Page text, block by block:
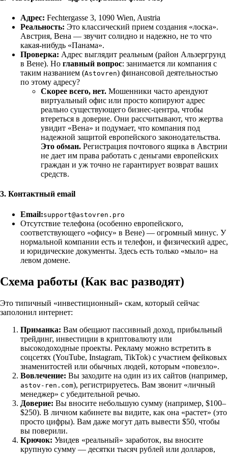
Адрес: Fechtergasse 3, 1090 Wien, Austria
Реальность: Это классический прием создания «лоска».
Австрия, Вена — звучит солидно и надежно, не то что
какая-нибудь «Панама».
Проверка: Адрес выглядит реальным (район Альзергрунд
в Вене). Но главный вопрос: занимается ли компания с
таким названием (Astovren) финансовой деятельностью
по этому адресу?
Скорее всего, нет. Мошенники часто арендуют
виртуальный офис или просто копируют адрес
реально существующего бизнес-центра, чтобы
втереться в доверие. Они рассчитывают, что жертва
увидит «Вена» и подумает, что компания под
надежной защитой европейского законодательства.
Это обман. Регистрация почтового ящика в Австрии
не дает им права работать с деньгами европейских
граждан и уж точно не гарантирует возврат ваших
средств.
3. Контактный email
Email:support@astovren.pro
Отсутствие телефона (особенно европейского,
соответствующего «офису» в Вене) — огромный минус. У
нормальной компании есть и телефон, и физический адрес,
и юридические документы. Здесь есть только «мыло» на
левом домене.
Схема работы (Как вас разводят)
Это типичный «инвестиционный» скам, который сейчас
заполонил интернет:
Приманка: Вам обещают пассивный доход, прибыльный
трейдинг, инвестиции в криптовалюту или
высокодоходные проекты. Рекламу можно встретить в
соцсетях (YouTube, Instagram, TikTok) с участием фейковых
знаменитостей или обычных людей, которым «повезло».
Вовлечение: Вы заходите на один из их сайтов (например,
astov-ren.com), регистрируетесь. Вам звонит «личный
менеджер» с убедительной речью.
Доверие: Вы вносите небольшую сумму (например, $100–
$250). В личном кабинете вы видите, как она «растет» (это
просто цифры). Вам даже могут дать вывести $50, чтобы
вы поверили.
Крючок: Увидев «реальный» заработок, вы вносите
крупную сумму — десятки тысяч рублей или долларов,